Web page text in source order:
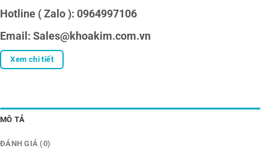
Hotline ( Zalo ): 0964997106
Email: Sales@khoakim.com.vn
Xem chi tiết
MÔ TẢ
ĐÁNH GIÁ (0)